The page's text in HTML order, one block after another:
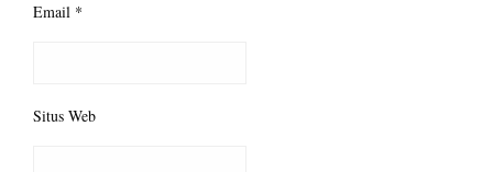
Email *
Situs Web